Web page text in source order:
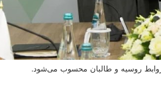
روسیه و طالبان محسوب می‌شود.